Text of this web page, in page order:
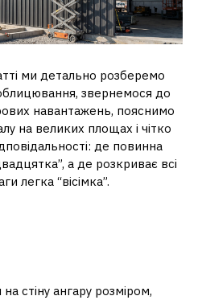
ми детально розберемо
звернемося до
навантажень, пояснимо
на великих площах і чітко
де повинна
а де розкриває всі
легка “вісімка”.
стіну ангару розміром,